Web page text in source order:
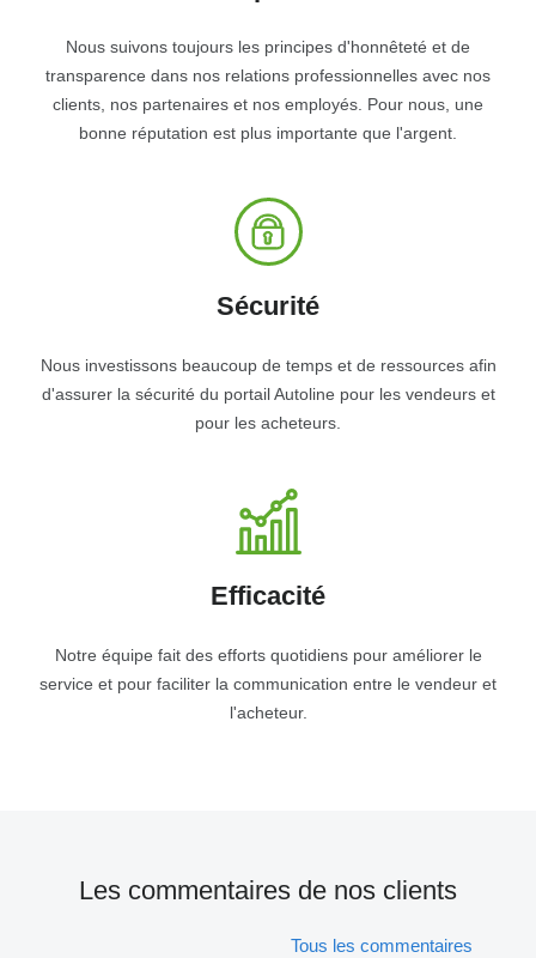
Nous suivons toujours les principes d'honnêteté et de
transparence dans nos relations professionnelles avec nos
clients, nos partenaires et nos employés. Pour nous, une
bonne réputation est plus importante que l'argent.
Sécurité
Nous investissons beaucoup de temps et de ressources afin
d'assurer la sécurité du portail Autoline pour les vendeurs et
pour les acheteurs.
Efficacité
Notre équipe fait des efforts quotidiens pour améliorer le
service et pour faciliter la communication entre le vendeur et
l'acheteur.
Les commentaires de nos clients
Tous les commentaires